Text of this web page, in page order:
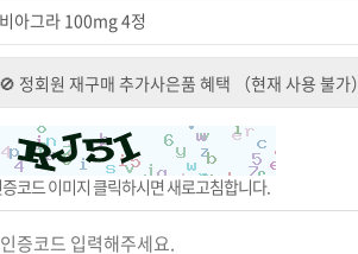
코드 이미지 클릭하시면 새로고침합니다.